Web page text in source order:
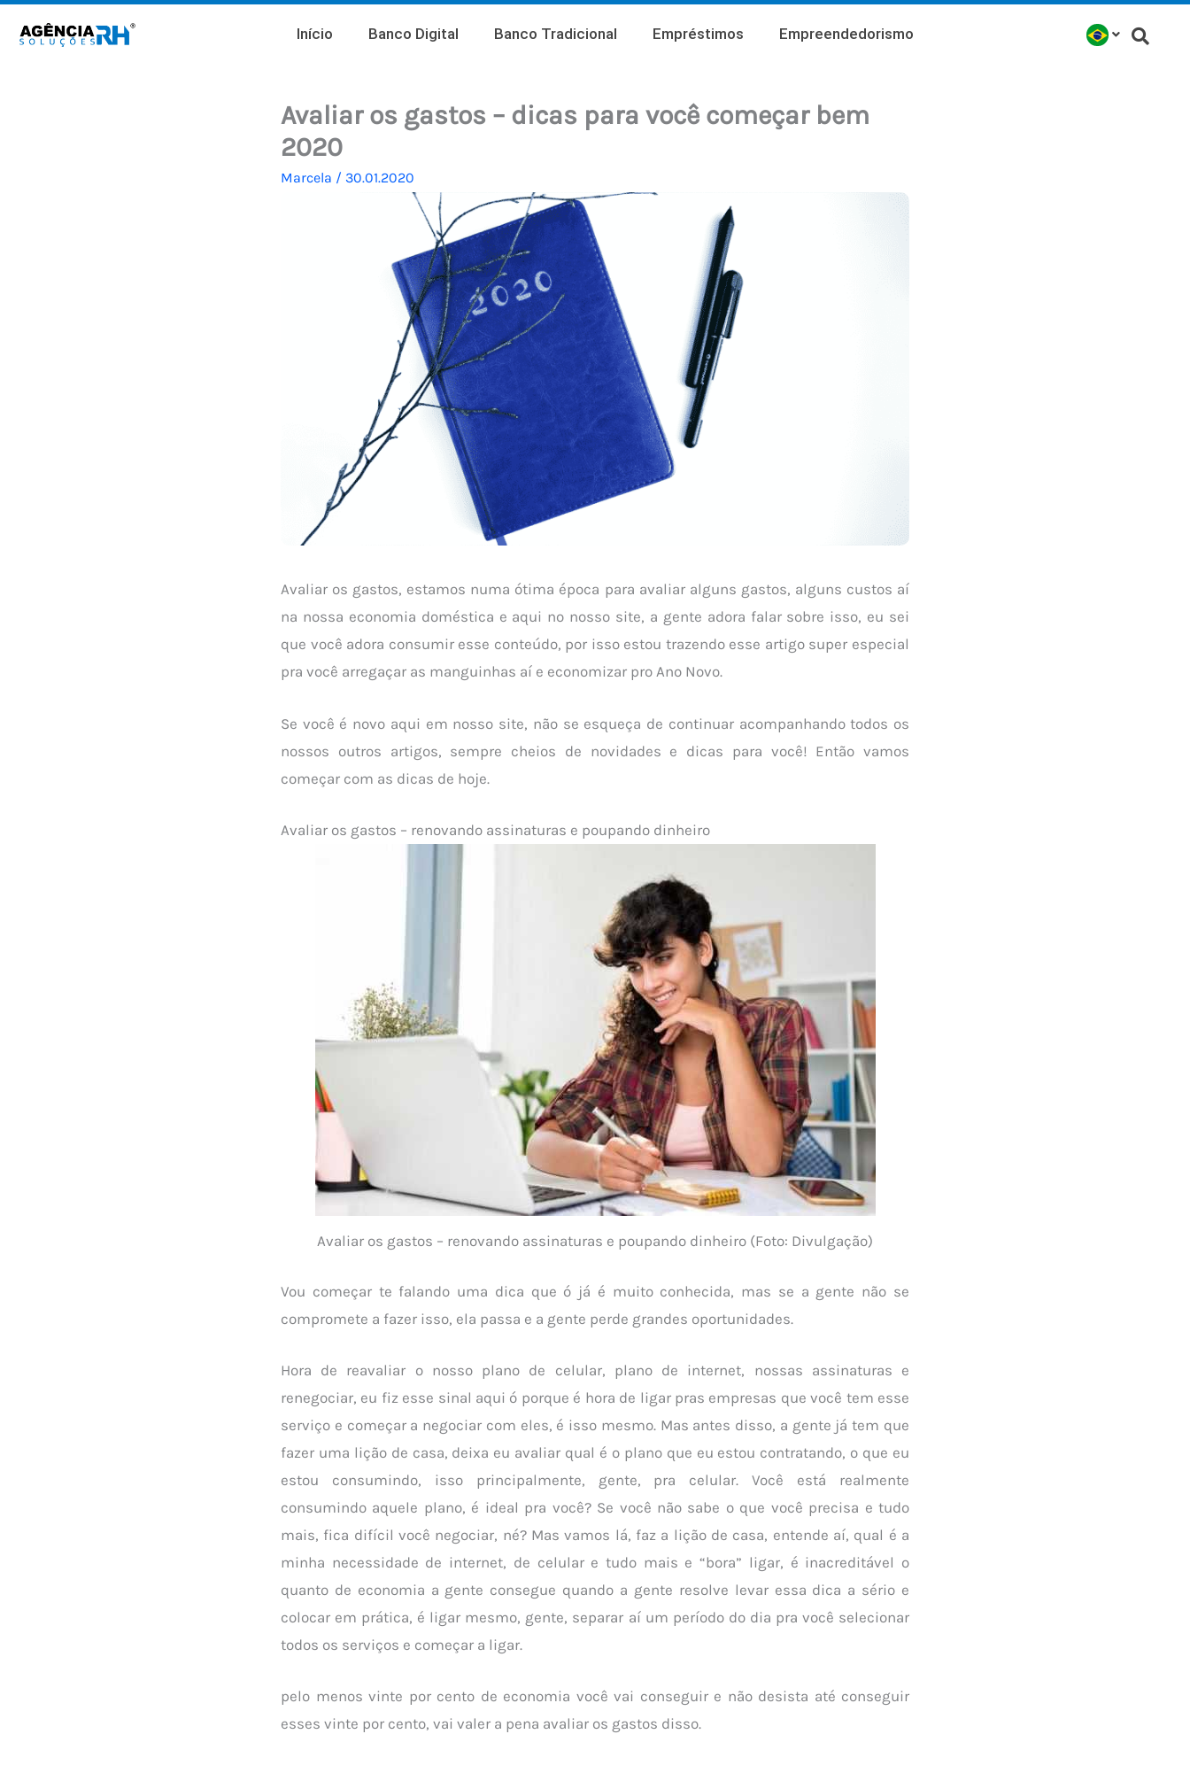
para
Início Banco Digital Banco Tradicional Empréstimos Empreendedorismo
Avaliar os gastos – dicas para você começar bem
2020
Marcela / 30.01.2020
Avaliar os gastos, estamos numa ótima época para avaliar alguns gastos, alguns custos aí
na nossa economia doméstica e aqui no nosso site, a gente adora falar sobre isso, eu sei
que você adora consumir esse conteúdo, por isso estou trazendo esse artigo super especial
pra você arregaçar as manguinhas aí e economizar pro Ano Novo.
Se você é novo aqui em nosso site, não se esqueça de continuar acompanhando todos os
nossos outros artigos, sempre cheios de novidades e dicas para você! Então vamos
começar com as dicas de hoje.
Avaliar os gastos – renovando assinaturas e poupando dinheiro
Avaliar os gastos – renovando assinaturas e poupando dinheiro (Foto: Divulgação)
Vou começar te falando uma dica que ó já é muito conhecida, mas se a gente não se
compromete a fazer isso, ela passa e a gente perde grandes oportunidades.
Hora de reavaliar o nosso plano de celular, plano de internet, nossas assinaturas e
renegociar, eu fiz esse sinal aqui ó porque é hora de ligar pras empresas que você tem esse
serviço e começar a negociar com eles, é isso mesmo. Mas antes disso, a gente já tem que
fazer uma lição de casa, deixa eu avaliar qual é o plano que eu estou contratando, o que eu
estou consumindo, isso principalmente, gente, pra celular. Você está realmente
consumindo aquele plano, é ideal pra você? Se você não sabe o que você precisa e tudo
mais, fica difícil você negociar, né? Mas vamos lá, faz a lição de casa, entende aí, qual é a
minha necessidade de internet, de celular e tudo mais e “bora” ligar, é inacreditável o
quanto de economia a gente consegue quando a gente resolve levar essa dica a sério e
colocar em prática, é ligar mesmo, gente, separar aí um período do dia pra você selecionar
todos os serviços e começar a ligar.
pelo menos vinte por cento de economia você vai conseguir e não desista até conseguir
esses vinte por cento, vai valer a pena avaliar os gastos disso.